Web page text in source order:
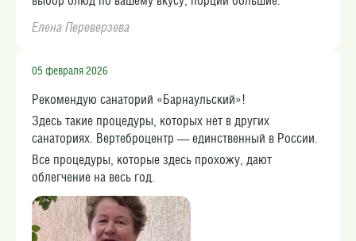
Елена Переверзева
05 февраля 2026
Рекомендую санаторий «Барнаульский»!
Здесь такие процедуры, которых нет в других
санаториях. Вертеброцентр — единственный в России.
Все процедуры, которые здесь прохожу, дают
облегчение на весь год.